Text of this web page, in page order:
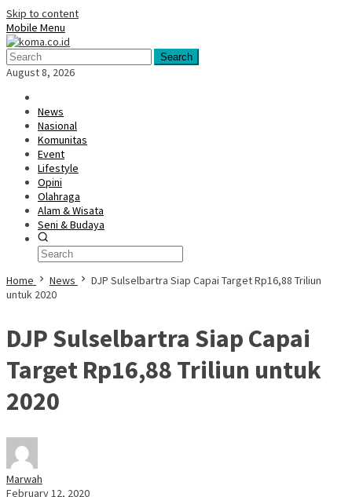
Skip to content
Mobile Menu
Search
August 8, 2026
News
Nasional
Komunitas
Event
Lifestyle
Opini
Olahraga
Alam & Wisata
Seni & Budaya
Home News
DJP Sulselbartra Siap Capai Target Rp16,88 Triliun
untuk 2020
DJP Sulselbartra Siap Capai
Target Rp16,88 Triliun untuk
2020
Marwah
February 12, 2020